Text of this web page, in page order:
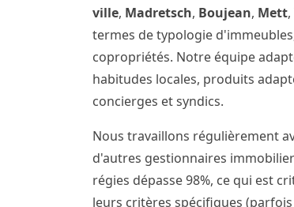
ville, Madretsch, Boujean, Mett,
termes de typologie
copropriétés. Notre équipe
habitudes locales, produits
concierges et syndics.
Nous travaillons régulièrement
d'autres gestionnaires
régies dépasse 98%, ce qui est
leurs critères spécifiques